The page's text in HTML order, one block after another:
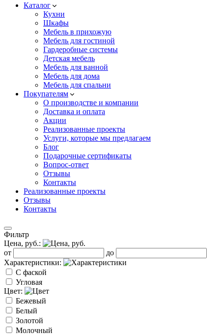
Каталог
Кухни
Шкафы
Мебель в прихожую
Мебель для гостиной
Гардеробные системы
Детская мебель
Мебель для ванной
Мебель для дома
Мебель для спальни
Покупателям
О производстве и компании
Доставка и оплата
Акции
Реализованные проекты
Услуги, которые мы предлагаем
Блог
Подарочные сертификаты
Вопрос-ответ
Отзывы
Контакты
Реализованные проекты
Отзывы
Контакты
Фильтр
Цена, руб.:
от
до
Характеристики:
С фаской
Угловая
Цвет:
Бежевый
Белый
Золотой
Молочный